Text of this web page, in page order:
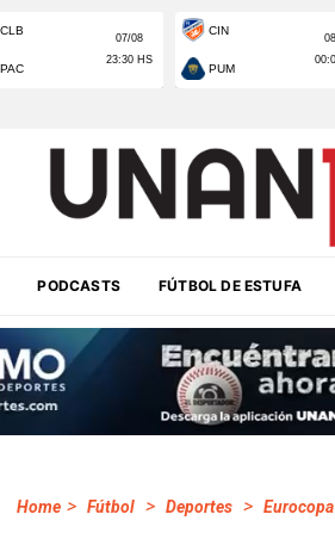
PODCASTS FÚTBOL DE ESTUFA
Home > Fútbol > Deportes > Eurocopa